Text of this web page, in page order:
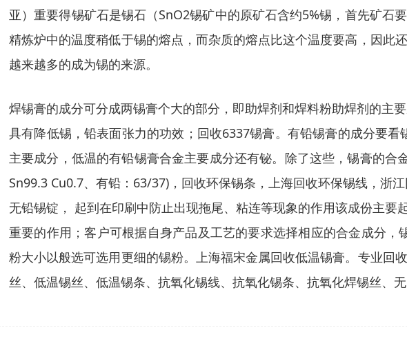
亚）重要得锡矿石是锡石（SnO2锡矿中的原矿石含约5%锡，首先矿石
精炼炉中的温度稍低于锡的熔点，而杂质的熔点比这个温度要高，因
越来越多的成为锡的来源。
焊锡膏的成分可分成两锡膏个大的部分，即助焊剂和焊料粉助焊剂的主
具有降低锡，铅表面张力的功效；回收6337锡膏。有铅锡膏的成分要
主要成分，低温的有铅锡膏合金主要成分还有铋。除了这些，锡膏的
Sn99.3 Cu0.7、有铅：63/37)，回收环保锡条，上海回收环保锡线，浙
无铅锡锭， 起到在印刷中防止出现拖尾、粘连等现象的作用该成份主
重要的作用；客户可根据自身产品及工艺的要求选择相应的合金成分
粉大小以般选可选用更细的锡粉。上海福宋金属回收低温锡膏。专业
丝、低温锡丝、低温锡条、抗氧化锡线、抗氧化锡条、抗氧化焊锡丝、